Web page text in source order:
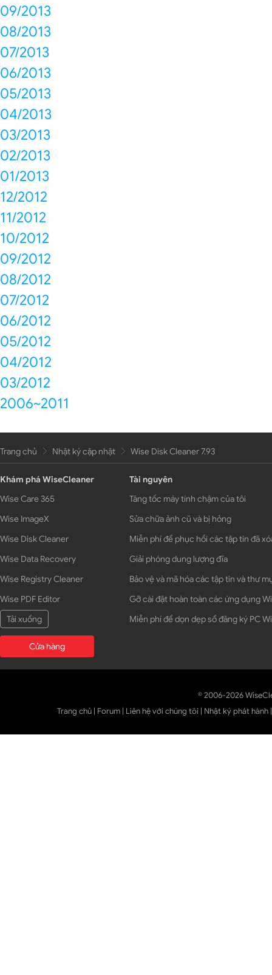
09/2013
08/2013
07/2013
06/2013
05/2013
04/2013
03/2013
02/2013
01/2013
12/2012
11/2012
10/2012
09/2012
08/2012
07/2012
06/2012
05/2012
04/2012
03/2012
2006~2011
Trang chủ Nhật ký cập nhật Wise Disk Cleaner 7.93
Khám phá WiseCleaner
Wise Care 365
Wise ImageX
Wise Disk Cleaner
Wise Data Recovery
Wise Registry Cleaner
Wise PDF Editor
Tải xuống
Cửa hàng
Tài nguyên
Tăng tốc máy tính chậm của tôi
Sửa chữa ảnh cũ và bị hỏng
Miễn phí để phục hồi các tập tin đã
Giải phóng dung lượng đĩa
Bảo vệ và mã hóa các tập tin và thư
Gỡ cài đặt hoàn toàn các ứng dụng
Miễn phí để dọn dẹp sổ đăng ký PC
© 2006-2026
Trang chủ | Forum | Liên hệ với chúng tôi | Nhật ký phát hành